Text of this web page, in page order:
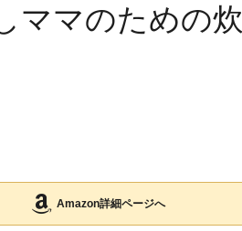
ママのための炊
Amazon詳細ページへ